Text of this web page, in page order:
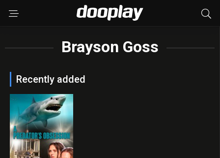
Brayson Goss
Recently added